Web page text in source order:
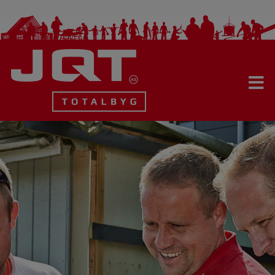
Hop
til
indholdet